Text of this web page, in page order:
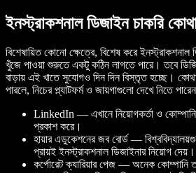
ইনস্ট্রাকশনাল ডিজাইন চাকরি
বিশেষায়িত কোনো ক্ষেত্রে, বিশেষ করে ইনস্ট্রাকশনাল
খুঁজে পাওয়া শুরুতে একটু কঠিন লাগতে পারে। তবে
বাড়ায় এই খাতে সুযোগও দিন দিন বিস্তৃত হচ্ছে।
পারলে, নিচের প্ল্যাটফর্ম ও জায়গাগুলো দেখে নিতে
LinkedIn — এখানে নিয়োগকর্তা ও
প্রকাশ করে।
হায়ার এডুকেশনের জব বোর্ড —
প্রায়ই ইনস্ট্রাকশনাল ডিজাইনার নিয়োগ দেয়।
কর্পোরেট ক্যারিয়ার পেজ — অনেক কোম্পানি